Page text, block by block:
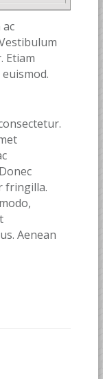
Etiam
fringilla.
Aenean